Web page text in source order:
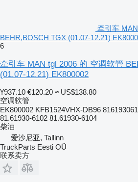
牵引车
BEHR,BOSCH TGX (01.07-12.21)
6
牵引车 MAN tgl 2006 的 空调软管
(01.07-12.21) EK800002
¥937.10 €120.20 ≈ US$138.80
空调软管
EK800002 KFB1524VHX-DB96
81.61930-6102 81.61930-6104
柴油
爱沙尼亚, Tallinn
TruckParts Eesti OÜ
联系卖方